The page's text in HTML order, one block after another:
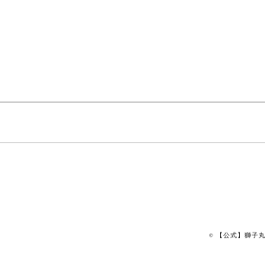
© 【公式】獅子